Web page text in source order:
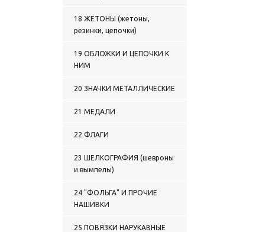
НАДПИСЬЮ КРАСКОЙ
0140 ФУТБОЛКИ С
ПОЛНОЦВЕТНЫМ
ИЗОБРАЖЕНИЕМ,
0141 ФУТБОЛКИ С
ВЫШИВКОЙ НА ГРУДИ
ВЫШИВКОЙ НА ГРУДИ и НА
0143 БЕЛЬЕ ЗИМНЕЕ
0145 ТЕЛЬНЯШКИ ЗИМНИЕ
0147 СВИТЕРЫ, ЖИЛЕТЫ
ВЯЗАНЫЕ
СПОРТИВНАЯ
0149 ФЛИСОВАЯ ОДЕЖДА
18 ЖЕТОНЫ (жетоны,
резинки, цепочки)
19 ОБЛОЖКИ И ЦЕПОЧКИ К
НИМ
20 ЗНАЧКИ МЕТАЛЛИЧЕСКИЕ
21 МЕДАЛИ
22 ФЛАГИ
23 ШЕЛКОГРАФИЯ (шевроны
и вымпелы)
24 "ФОЛЬГА" И ПРОЧИЕ
НАШИВКИ
25 ПОВЯЗКИ НАРУКАВНЫЕ